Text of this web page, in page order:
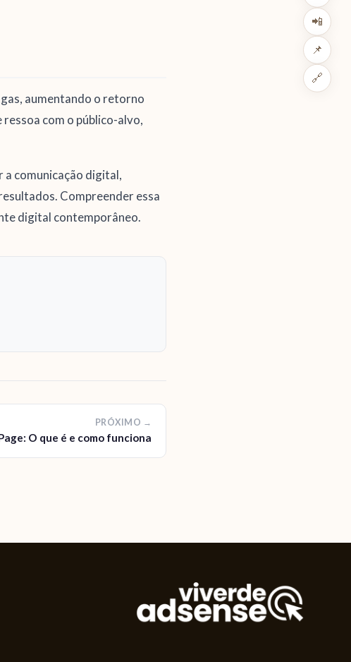
📲
📌
🔗
aumentando o retorno
com o público-alvo,
a comunicação digital,
Compreender essa
digital contemporâneo.
PRÓXIMO →
O que é e como funciona